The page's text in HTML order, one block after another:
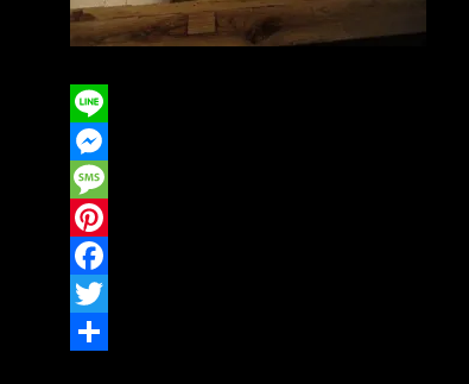
L
i
n
e
M
e
s
s
e
M
e
s
s
P
n
F
aT